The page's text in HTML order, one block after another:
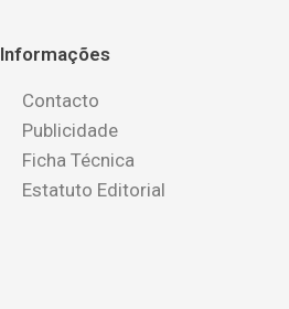
Informações
Contacto
Publicidade
Ficha Técnica
Estatuto Editorial